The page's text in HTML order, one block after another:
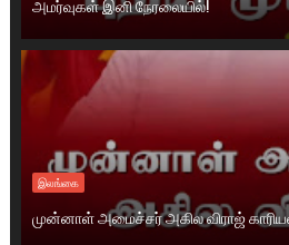
அமர்வுகள் இனி நேரலையில்!
இலங்கை
முன்னாள் அமைச்சர் அகில விராஜ்